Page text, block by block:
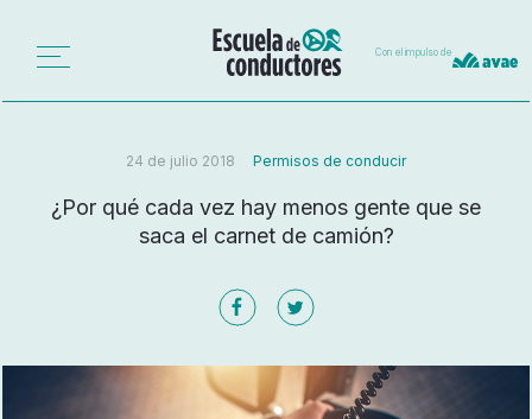
Con el impulso de
24 de julio 2018 Permisos de conducir
¿Por qué cada vez hay menos gente que se
saca el carnet de camión?